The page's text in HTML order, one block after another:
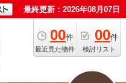
最終更新：2026年08月07日
00件
最近見た物件
00件
検討リスト